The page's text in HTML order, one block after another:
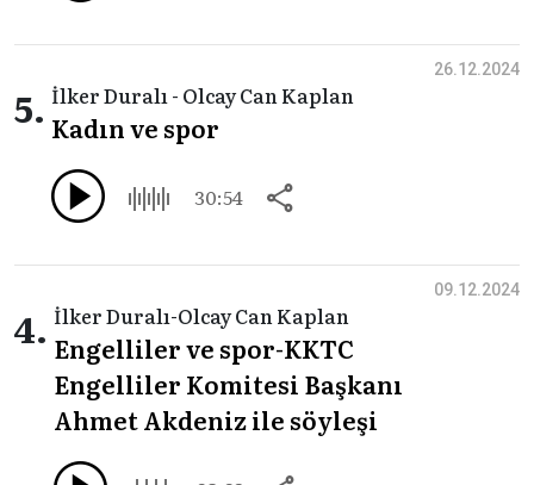
5. İlker Duralı - Olcay Can Kaplan
Kadın ve spor
30:54
26.12.2024
4. İlker Duralı-Olcay Can Kaplan
Engelliler ve spor-KKTC
Engelliler Komitesi Başkanı
Ahmet Akdeniz ile söyleşi
09.12.2024